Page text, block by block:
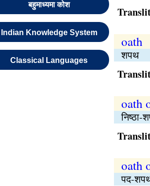
बहुमाध्यमा कोश
Indian Knowledge System
Classical Languages
oath
शपथ
oath
निष्‍ठा-
oath
पद-